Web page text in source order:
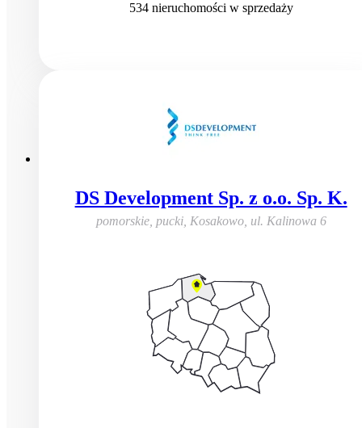
534 nieruchomościw sprzedaży
DS Development Sp. z o.o. Sp. K.
pomorskie, pucki, Kosakowo, ul. Kalinowa 6